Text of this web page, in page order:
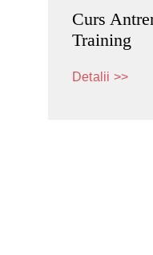
Curs
Training
Detalii >>